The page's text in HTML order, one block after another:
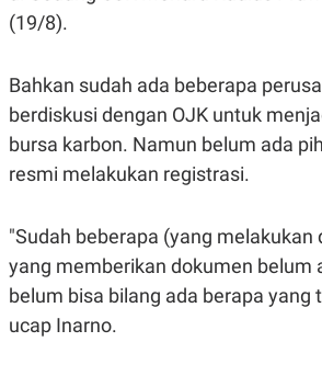
N
T
S
JARINGAN
O
A
N
A
A
D
E
R
S
R
E
E
A
S
(19/8).
Bahkan sudah ada beberapa
berdiskusi dengan OJK untuk
bursa karbon. Namun belum ada
resmi melakukan registrasi.
"Sudah beberapa (yang melakukan
yang memberikan dokumen belum
belum bisa bilang ada berapa yang
ucap Inarno.